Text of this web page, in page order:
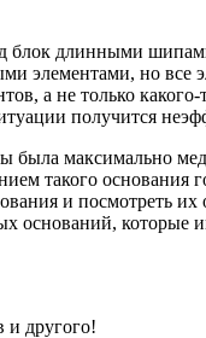
блок длинными
элементами, но все
а не только
получится
была максимально
такого основания
и посмотреть
оснований,
и другого!